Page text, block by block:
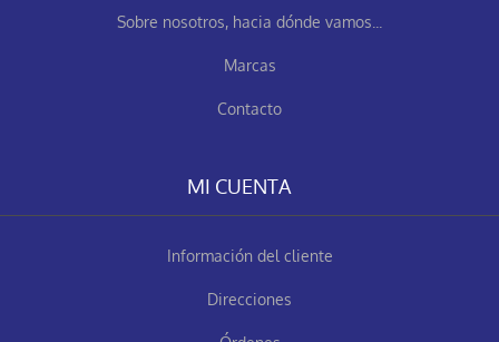
Sobre nosotros, hacia dónde vamos...
Marcas
Contacto
MI CUENTA
Información del cliente
Direcciones